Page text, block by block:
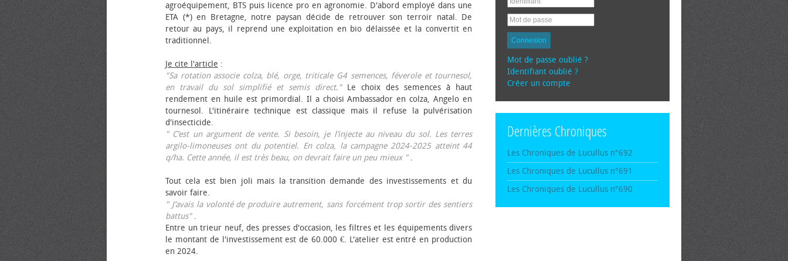
agroéquipement, BTS puis licence pro en agronomie. D'abord employé dans une
ETA (*) en Bretagne, notre paysan décide de retrouver son terroir natal. De
retour au pays, il reprend une exploitation en bio délaissée et la convertit en
traditionnel.
Je cite l'article :
"Sa rotation associe colza, blé, orge, triticale G4 semences, féverole et tournesol,
en travail du sol simplifié et semis direct."Le choix des semences à haut
rendement en huile est primordial. Il a choisi Ambassador en colza, Angelo en
tournesol. L'itinéraire technique est classique mais il refuse la pulvérisation
d'insecticide.
" C’est un argument de vente. Si besoin, je l’injecte au niveau du sol. Les terres
argilo-limoneuses ont du potentiel. En colza, la campagne 2024-2025 atteint 44
q/ha. Cette année, il est très beau, on devrait faire un peu mieux ".
Tout cela est bien joli mais la transition demande des investissements et du
savoir faire.
" J’avais la volonté de produire autrement, sans forcément trop sortir des sentiers
battus".
Entre un trieur neuf, des presses d'occasion, les filtres et les équipements divers
le montant de l'investissement est de 60.000 €. L'atelier est entré en production
en 2024.
Connexion
Mot de passe oublié ?
Identifiant oublié ?
Créer un compte
Dernières Chroniques
Les Chroniques de Lucullus n°692
Les Chroniques de Lucullus n°691
Les Chroniques de Lucullus n°690